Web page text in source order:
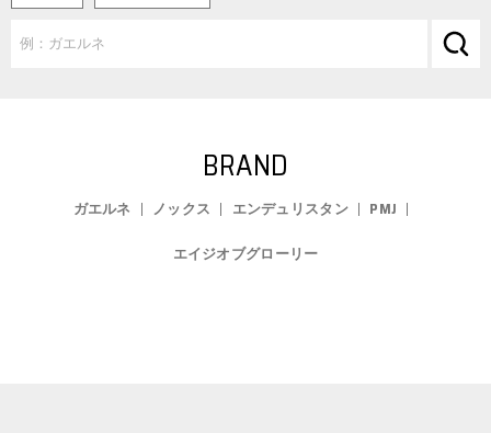
BRAND
ガエルネ ノックス エンデュリスタン
PMJ
エイジオブグローリー